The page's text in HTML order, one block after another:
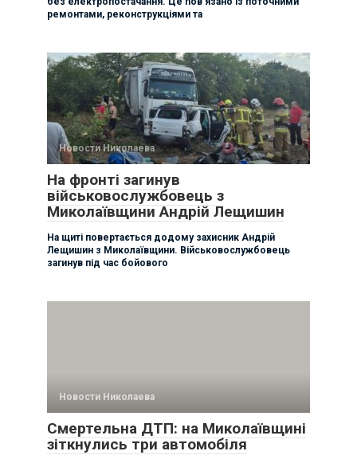
ремонтами, реконструкціями та
Новости Николаева
На фронті загинув
військовослужбовець з
Миколаївщини Андрій Лещишин
На щиті повертається додому захисник Андрій
Лещишин з Миколаївщини. Військовослужбовець
загинув під час бойового
Новости Николаева
Смертельна ДТП: на Миколаївщині
зіткнулись три автомобіля